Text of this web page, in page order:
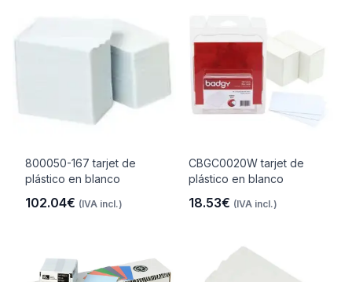
800050-167 tarjet de
plástico en blanco
102.04€ (IVA incl.)
CBGC0020W tarjet de
plástico en blanco
18.53€ (IVA incl.)